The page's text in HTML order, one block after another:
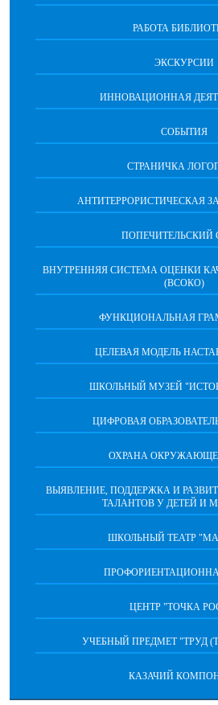
РАБОТА
ЭКСКУРСИИ
ИННОВАЦИОННАЯ
СОБЫТИЯ
СТРАНИЧКА
АНТИТЕРРОРИСТИЧЕСКАЯ
ПОПЕЧИТЕЛЬСКИЙ
ВНУТРЕННЯЯ СИСТЕМА ОЦЕНКИ
(ВСОКО)
ФУНКЦИОНАЛЬНАЯ
ЦЕЛЕВАЯ МОДЕЛЬ
ШКОЛЬНЫЙ МУЗЕЙ
ЦИФРОВАЯ
ОХРАНА
ВЫЯВЛЕНИЕ, ПОДДЕРЖКА И
ТАЛАНТОВ У ДЕТЕЙ И
ШКОЛЬНЫЙ ТЕАТР
ЦЕНТР "ТОЧКА
УЧЕБНЫЙ ПРЕДМЕТ "ТРУД
КАЗАЧИЙ